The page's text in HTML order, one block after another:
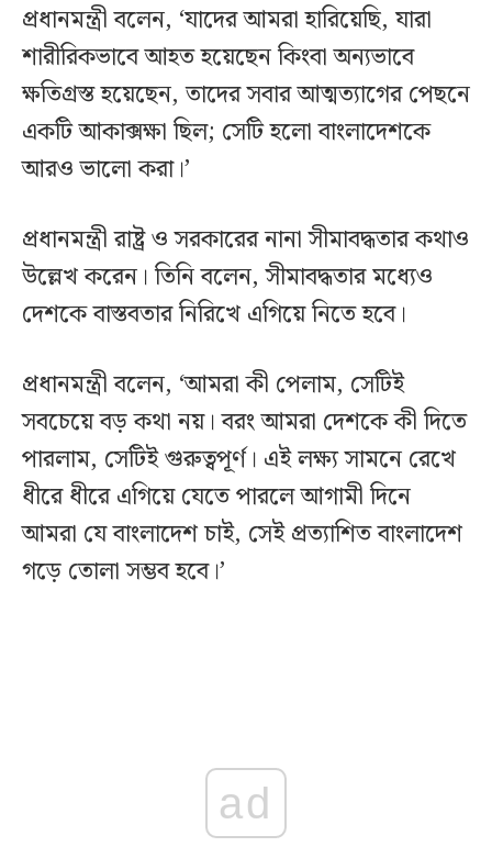
প্রধানমন্ত্রী বলেন, ‘যাদের আমরা হারিয়েছি, যারা
শারীরিকভাবে আহত হয়েছেন কিংবা অন্যভাবে
ক্ষতিগ্রস্ত হয়েছেন, তাদের সবার আত্মত্যাগের পেছনে
একটি আকাক্সক্ষা ছিল; সেটি হলো বাংলাদেশকে
আরও ভালো করা।’
প্রধানমন্ত্রী রাষ্ট্র ও সরকারের নানা সীমাবদ্ধতার কথাও
উল্লেখ করেন। তিনি বলেন, সীমাবদ্ধতার মধ্যেও
দেশকে বাস্তবতার নিরিখে এগিয়ে নিতে হবে।
প্রধানমন্ত্রী বলেন, ‘আমরা কী পেলাম, সেটিই
সবচেয়ে বড় কথা নয়। বরং আমরা দেশকে কী দিতে
পারলাম, সেটিই গুরুত্বপূর্ণ। এই লক্ষ্য সামনে রেখে
ধীরে ধীরে এগিয়ে যেতে পারলে আগামী দিনে
আমরা যে বাংলাদেশ চাই, সেই প্রত্যাশিত বাংলাদেশ
গড়ে তোলা সম্ভব হবে।’
ad